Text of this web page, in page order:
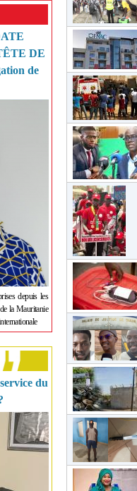
DE
de
depuis les
la Mauritanie
du